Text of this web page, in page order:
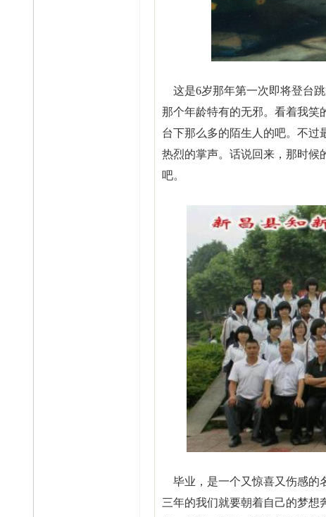
这是6岁那年第一次即将登台
那个年龄特有的无邪。看着我笑
台下那么多的陌生人的吧。不过
热烈的掌声。话说回来，那时候
吧。
毕业，是一个又惊喜又伤感的
三年的我们就要朝着自己的梦想